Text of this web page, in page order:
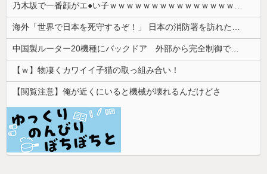
乃木坂で一番顔がエ●い子ｗｗｗｗｗｗｗｗｗｗｗｗｗｗｗｗｗｗｗ
海外「世界で日本を死守するぞ！」 日本の消防署を訪れたちびっ子集団が世界をメロメロに
中国製ルーター20機種にバックドア 外部から完全制御できる機能が仕込まれていた
【ｗ】物凄くカワイイ子猫の取っ組み合い！
【閲覧注意】俺が近くにいると機械が壊れるんだけどさ